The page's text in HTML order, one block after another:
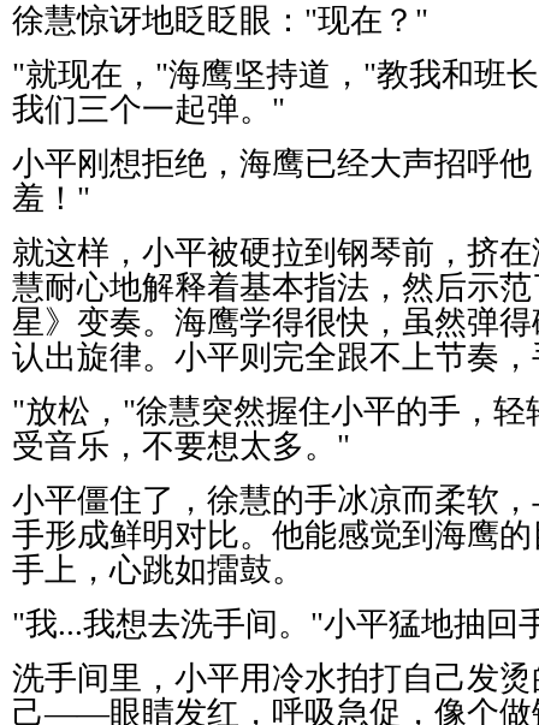
徐慧惊讶地眨眨眼： "现在？ "
"就现在， "海鹰坚持道， "教我和班
我们三个一起弹。 "
小平刚想拒绝，海鹰已经大声招呼他
羞！ "
就这样，小平被硬拉到钢琴前，挤
慧耐心地解释着基本指法，然后示
星》变奏。海鹰学得很快，虽然弹
认出旋律。小平则完全跟不上节奏
"放松， "徐慧突然握住小平的手，轻
受音乐，不要想太多。 "
小平僵住了，徐慧的手冰凉而柔软
手形成鲜明对比。他能感觉到海鹰
手上，心跳如擂鼓。
"我...我想去洗手间。 "小平猛地抽回
洗手间里，小平用冷水拍打自己发
己——眼睛发红，呼吸急促，像个